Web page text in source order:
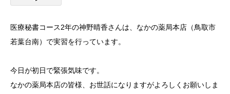
在校生と卒業生の声
主な就職先
医療秘書コース2年の神野晴香さんは、なかの薬局本店（鳥取市
若葉台南）で実習を行っています。
今日が初日で緊張気味です。
なかの薬局本店の皆様、お世話になりますがよろしくお願いしま